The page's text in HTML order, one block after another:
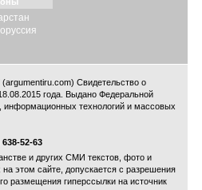
Свидетельство о
года. Выдано Федеральной
информационных технологий и массовых
638-52-63
и других СМИ текстов, фото и
этом сайте, допускается с разрешения
размещения гиперссылки на источник